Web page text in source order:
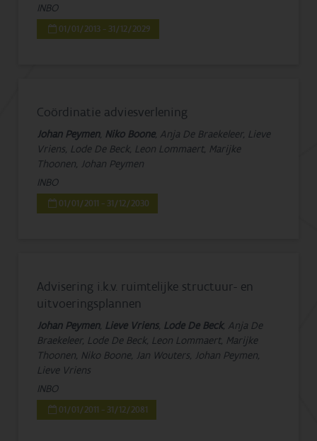
INBO
01/01/2013 - 31/12/2029
Coördinatie adviesverlening
Johan Peymen, Niko Boone, Anja De Braekeleer, Lieve
Vriens, Lode De Beck, Leon Lommaert, Marijke
Thoonen, Johan Peymen
INBO
01/01/2011 - 31/12/2030
Advisering i.k.v. ruimtelijke structuur- en
uitvoeringsplannen
Johan Peymen, Lieve Vriens, Lode De Beck, Anja De
Braekeleer, Lode De Beck, Leon Lommaert, Marijke
Thoonen, Niko Boone, Jan Wouters, Johan Peymen,
Lieve Vriens
INBO
01/01/2011 - 31/12/2081